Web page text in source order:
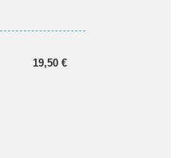
19,50 €